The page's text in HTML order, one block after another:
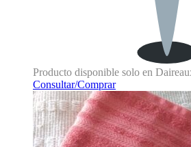
Producto disponible solo en
Consultar/Comprar